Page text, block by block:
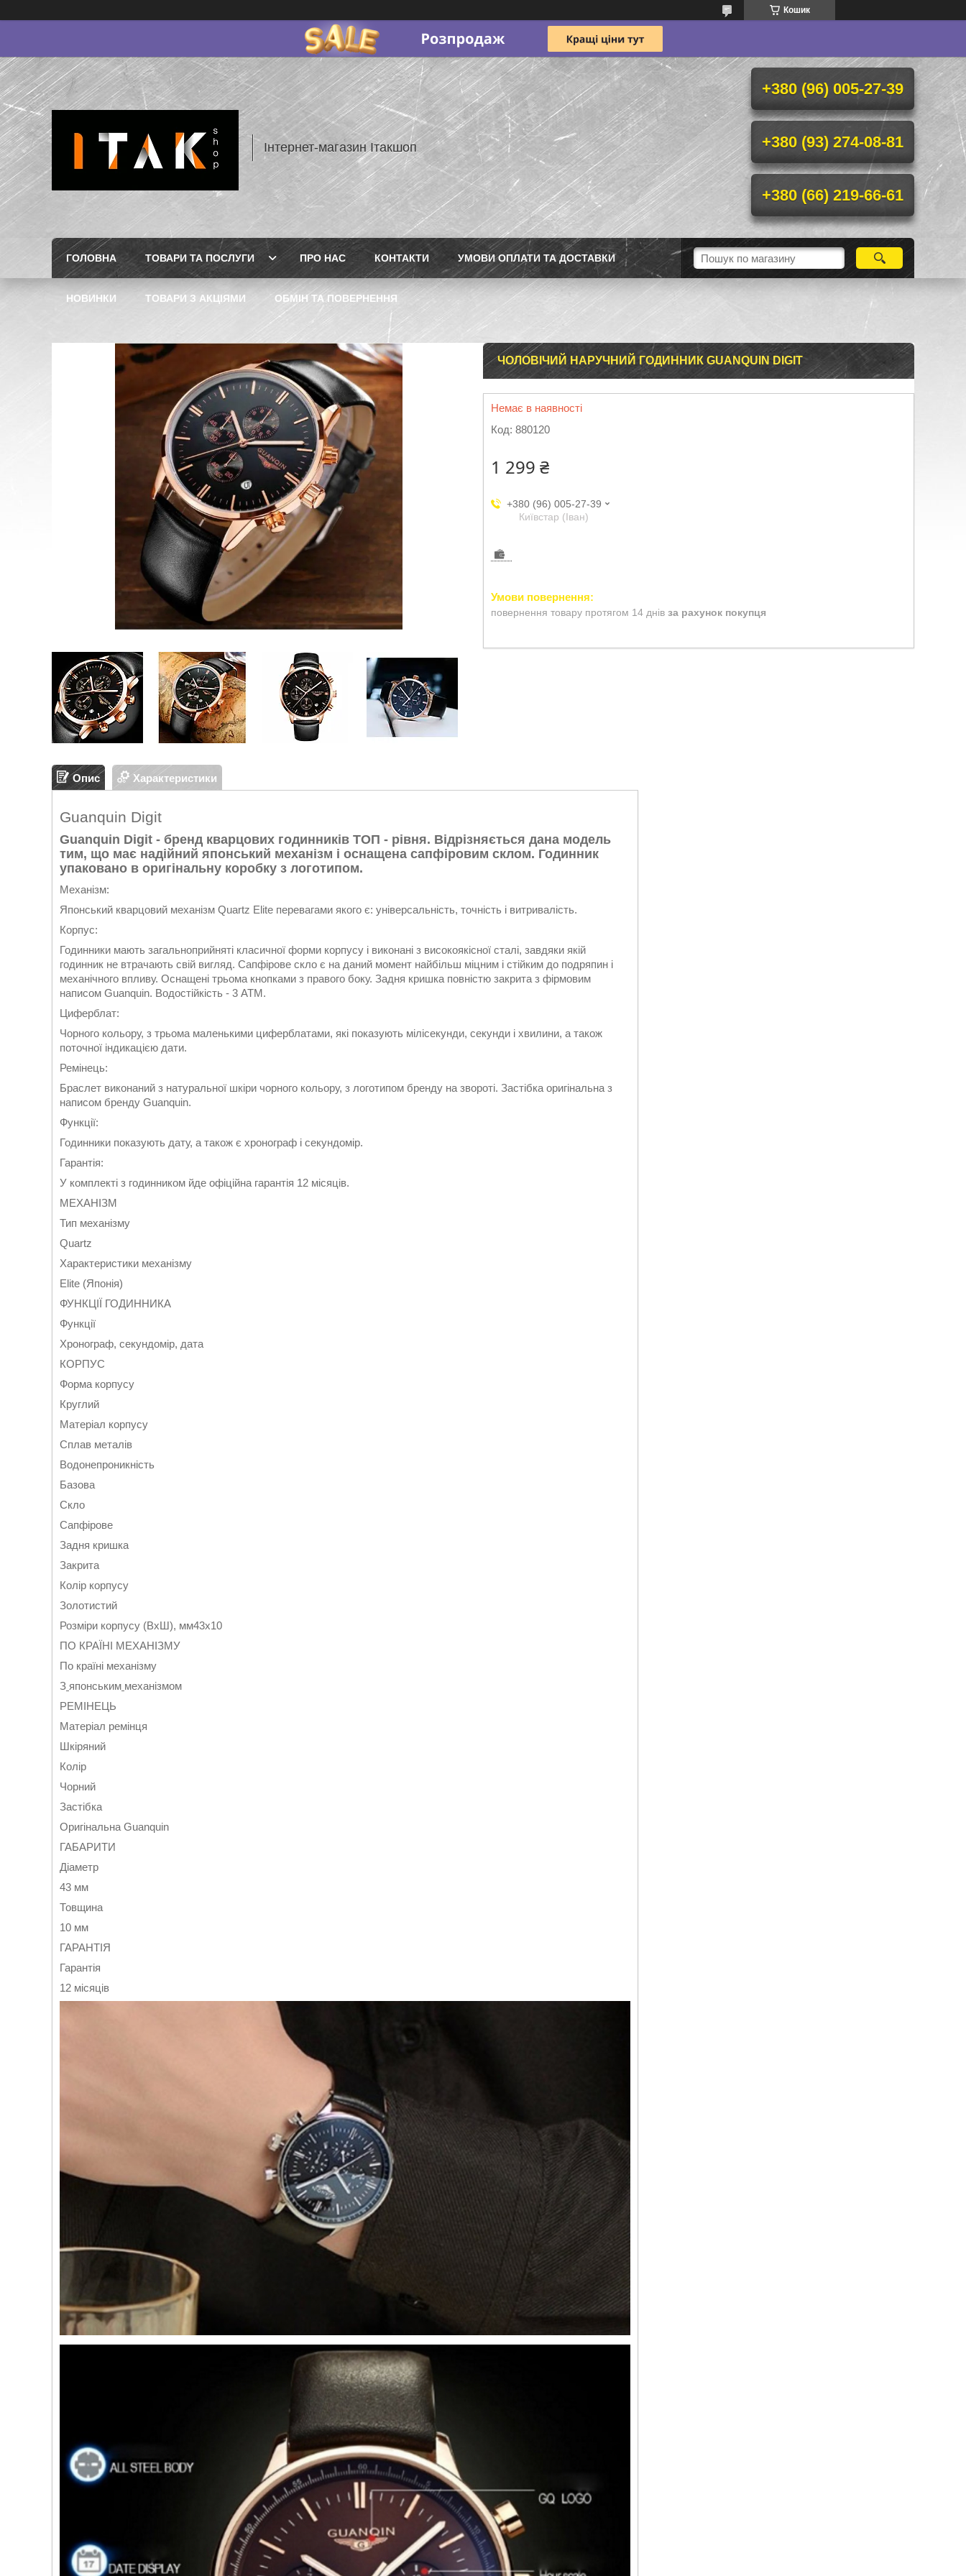
Кошик
Інтернет-магазин Ітакшоп
+380 (96) 005-27-39
+380 (93) 274-08-81
+380 (66) 219-66-61
ГОЛОВНА ТОВАРИ ТА ПОСЛУГИ ПРО НАС КОНТАКТИ УМОВИ ОПЛАТИ ТА ДОСТАВКИ
НОВИНКИ ТОВАРИ З АКЦІЯМИ ОБМІН ТА ПОВЕРНЕННЯ
ЧОЛОВІЧИЙ НАРУЧНИЙ ГОДИННИК GUANQUIN DIGIT
Немає в наявності
Код: 880120
1 299 ₴
+380 (96) 005-27-39
Київстар (Іван)
повернення товару протягом 14 днів за рахунок покупця
Опис Характеристики
Guanquin Digit
Guanquin Digit - бренд кварцових годинників ТОП - рівня. Відрізняється дана модель
тим, що має надійний японський механізм і оснащена сапфіровим склом. Годинник
упаковано в оригінальну коробку з логотипом.
Механізм:
Японський кварцовий механізм Quartz Elite перевагами якого є: універсальність, точність і витривалість.
Корпус:
Годинники мають загальноприйняті класичної форми корпусу і виконані з високоякісної сталі, завдяки якій
годинник не втрачають свій вигляд. Сапфірове скло є на даний момент найбільш міцним і стійким до подряпин і
механічного впливу. Оснащені трьома кнопками з правого боку. Задня кришка повністю закрита з фірмовим
написом Guanquin. Водостійкість - 3 АТМ.
Циферблат:
Чорного кольору, з трьома маленькими циферблатами, які показують мілісекунди, секунди і хвилини, а також
поточної індикацією дати.
Ремінець:
Браслет виконаний з натуральної шкіри чорного кольору, з логотипом бренду на звороті. Застібка оригінальна з
написом бренду Guanquin.
Функції:
Годинники показують дату, а також є хронограф і секундомір.
Гарантія:
У комплекті з годинником йде офіційна гарантія 12 місяців.
МЕХАНІЗМ
Тип механізму
Quartz
Характеристики механізму
Elite (Японія)
ФУНКЦІЇ ГОДИННИКА
Функції
Хронограф, секундомір, дата
КОРПУС
Форма корпусу
Круглий
Матеріал корпусу
Сплав металів
Водонепроникність
Базова
Скло
Сапфірове
Задня кришка
Закрита
Колір корпусу
Золотистий
Розміри корпусу (ВхШ), мм43х10
ПО КРАЇНІ МЕХАНІЗМУ
По країні механізму
З японським механізмом
РЕМІНЕЦЬ
Матеріал ремінця
Шкіряний
Колір
Чорний
Застібка
Оригінальна Guanquin
ГАБАРИТИ
Діаметр
43 мм
Товщина
10 мм
ГАРАНТІЯ
Гарантія
12 місяців